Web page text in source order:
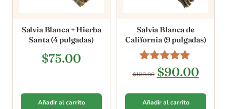
Salvia Blanca + Hierba
Santa (4 pulgadas)
$75.00
Añadir al carrito
Salvia Blanca de
California (9 pulgadas)
Valorado en
5.00
$120.00 $90.00
Añadir al carrito